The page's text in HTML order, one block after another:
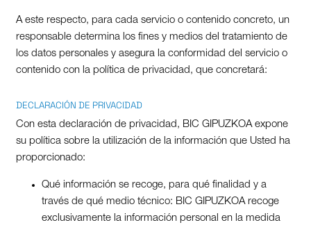
A este respecto, para cada servicio o contenido concreto, un
responsable determina los fines y medios del tratamiento de
los datos personales y asegura la conformidad del servicio o
contenido con la política de privacidad, que concretará:
DECLARACIÓN DE PRIVACIDAD
Con esta declaración de privacidad, BIC GIPUZKOA expone
su política sobre la utilización de la información que Usted ha
proporcionado:
Qué información se recoge, para qué finalidad y a
través de qué medio técnico: BIC GIPUZKOA recoge
exclusivamente la información personal en la medida